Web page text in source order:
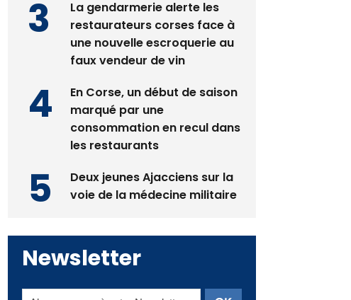
La gendarmerie alerte les
restaurateurs corses face à
une nouvelle escroquerie au
faux vendeur de vin
En Corse, un début de saison
marqué par une
consommation en recul dans
les restaurants
Deux jeunes Ajacciens sur la
voie de la médecine militaire
Newsletter